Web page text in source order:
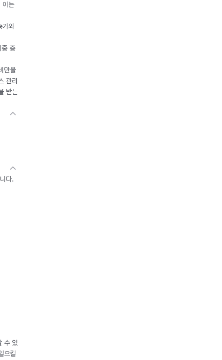
이는
가와
중 증
만을
관리
받는
다.
수 있
으킬